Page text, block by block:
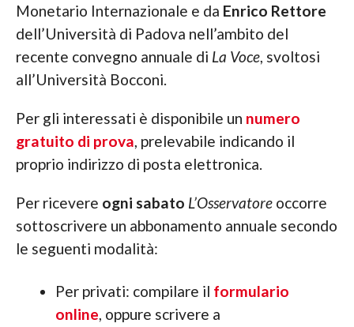
Monetario Internazionale e da Enrico Rettore
dell’Università di Padova nell’ambito del
recente convegno annuale di La Voce, svoltosi
all’Università Bocconi.
Per gli interessati è disponibile un numero
gratuito di prova , prelevabile indicando il
proprio indirizzo di posta elettronica.
Per ricevere ogni sabato L’Osservatoreoccorre
sottoscrivere un abbonamento annuale secondo
le seguenti modalità:
Per privati: compilare il formulario
online , oppure scrivere a